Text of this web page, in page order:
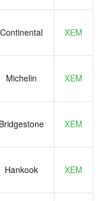
Continental XEM
Michelin XEM
Bridgestone XEM
Hankook XEM